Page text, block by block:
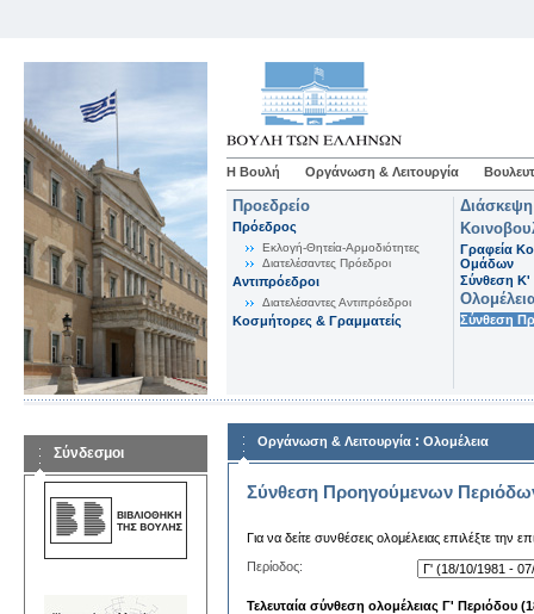
Η Βουλή Οργάνωση & Λειτουργία
Προεδρείο
Πρόεδρος
Εκλογή-Θητεία-Αρμοδιότητες
Διατελέσαντες Πρόεδροι
Αντιπρόεδροι
Διατελέσαντες Αντιπρόεδροι
Κοσμήτορες & Γραμματείς
Γραφεία
Ομάδων
Σύνθεση K'
Σύνθεση
Σύνδεσμοι
Οργάνωση & Λειτουργία : Ολομέλεια
Σύνθεση Προηγούμενων
Για να δείτε συνθέσεις ολομέλειας επιλέξτε την
Περίοδος:
Τελευταία σύνθεση ολομέλειας Γ' Περιόδου